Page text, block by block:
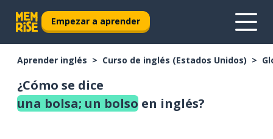
Empezar a aprender
Aprender inglés Curso de inglés (Estados Unidos)
¿Cómo se dice
una bolsa; un bolso en inglés?